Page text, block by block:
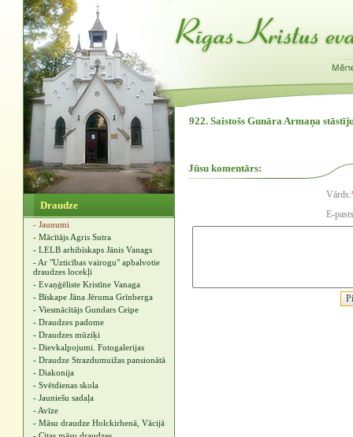
Draudze
- Jaunumi
- Mācītājs Agris Sutra
- LELB arhibīskaps Jānis Vanags
- Ar "Uzticības vairogu" apbalvotie
draudzes locekļi
- Evaņģēliste Kristīne Vanaga
- Bīskape Jāna Jēruma Grīnberga
- Viesmācītājs Gundars Ceipe
- Draudzes padome
- Draudzes mūziķi
- Dievkalpojumi. Fotogalerijas
- Draudze Strazdumuižas pansionātā
- Diakonija
- Svētdienas skola
- Jauniešu sadaļa
- Avīze
- Māsu draudze Holckirhenā, Vācijā
922. Saistošs Gunāra Armaņa
Jūsu komentārs:
Vārds:
E-